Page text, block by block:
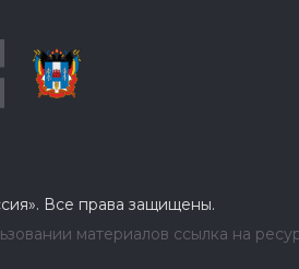
Все права защищены.
материалов ссылка на